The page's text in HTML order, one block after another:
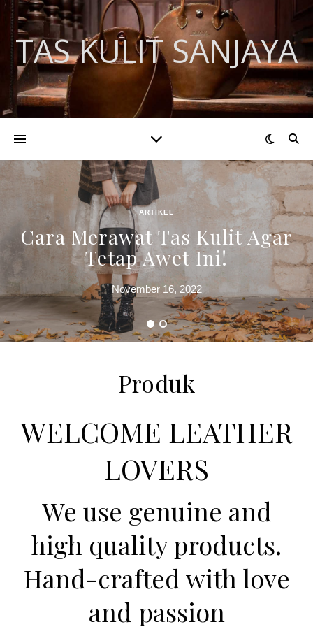
TAS KULIT SANJAYA
ARTIKEL
Cara Merawat Tas Kulit Agar
Tetap Awet Ini!
November 16, 2022
Produk
WELCOME LEATHER
LOVERS
We use genuine and
high quality products.
Hand-crafted with love
and passion